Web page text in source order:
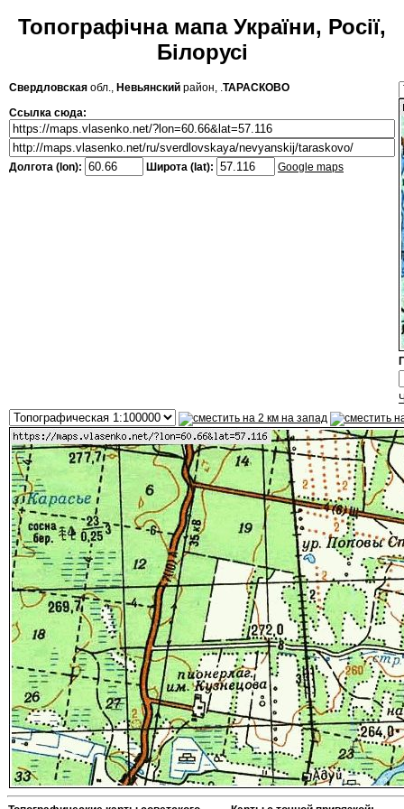
Топографічна мапа України, Росії,
Білорусі
Свердловская обл., Невьянский район, .ТАРАСКОВО
Ссылка сюда:
Долгота (lon): Широта (lat): Google maps